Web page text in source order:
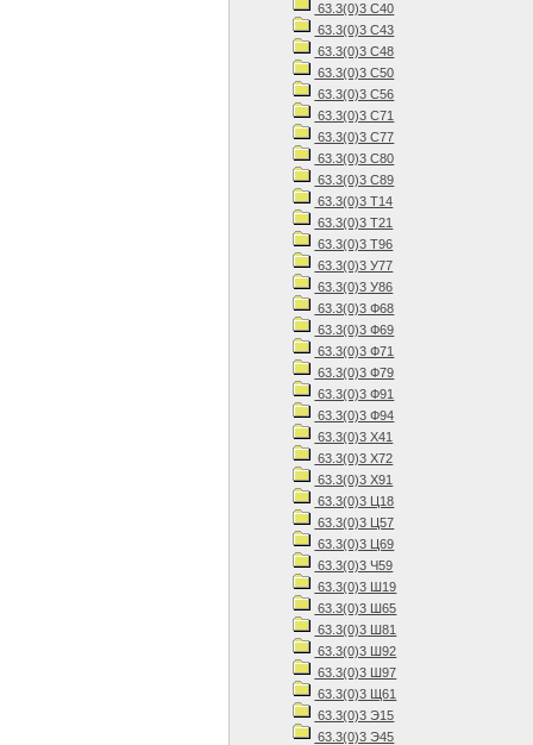
63.3(0)3 С40
63.3(0)3 С43
63.3(0)3 С48
63.3(0)3 С50
63.3(0)3 С56
63.3(0)3 С71
63.3(0)3 С77
63.3(0)3 С80
63.3(0)3 С89
63.3(0)3 Т14
63.3(0)3 Т21
63.3(0)3 Т96
63.3(0)3 У77
63.3(0)3 У86
63.3(0)3 Ф68
63.3(0)3 Ф69
63.3(0)3 Ф71
63.3(0)3 Ф79
63.3(0)3 Ф91
63.3(0)3 Ф94
63.3(0)3 Х41
63.3(0)3 Х72
63.3(0)3 Х91
63.3(0)3 Ц18
63.3(0)3 Ц57
63.3(0)3 Ц69
63.3(0)3 Ч59
63.3(0)3 Ш19
63.3(0)3 Ш65
63.3(0)3 Ш81
63.3(0)3 Ш92
63.3(0)3 Ш97
63.3(0)3 Щ61
63.3(0)3 Э15
63.3(0)3 Э45